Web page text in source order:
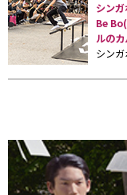
シン
Be
ルのカ
シン
ます
目は